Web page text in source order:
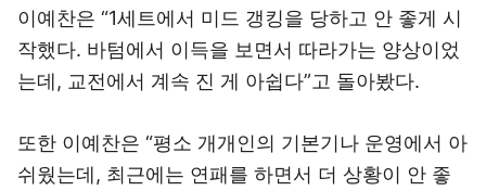
이예찬은 “1세트에서 미드 갱킹을 당하고 안 좋게 시
작했다. 바텀에서 이득을 보면서 따라가는 양상이었
는데, 교전에서 계속 진 게 아쉽다”고 돌아봤다.
또한 이예찬은 “평소 개개인의 기본기나 운영에서 아
쉬웠는데, 최근에는 연패를 하면서 더 상황이 안 좋